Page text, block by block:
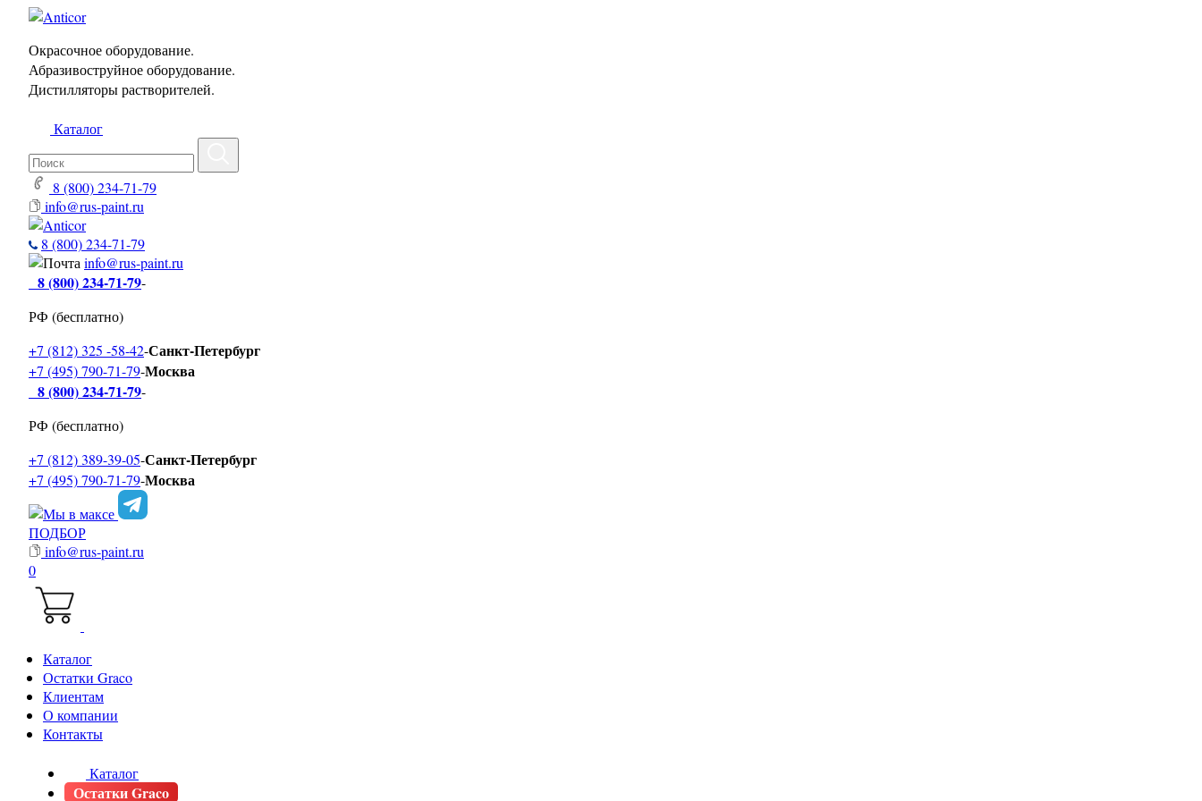
Окрасочное оборудование.
Абразивоструйное оборудование.
Дистилляторы растворителей.
Каталог
8 (800) 234-71-79
info@rus-paint.ru
8 (800) 234-71-79
info@rus-paint.ru
8 (800) 234-71-79-
РФ (бесплатно)
+7 (812) 325 -58-42-Санкт-Петербург
+7 (495) 790-71-79-Москва
8 (800) 234-71-79-
РФ (бесплатно)
+7 (812) 389-39-05-Санкт-Петербург
+7 (495) 790-71-79-Москва
ПОДБОР
info@rus-paint.ru
0
Каталог
Остатки Graco
Клиентам
О компании
Контакты
Каталог
Остатки Graco